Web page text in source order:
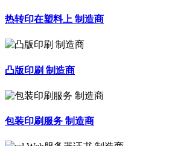
热转印在塑料上 制造商
凸版印刷 制造商
包装印刷服务 制造商